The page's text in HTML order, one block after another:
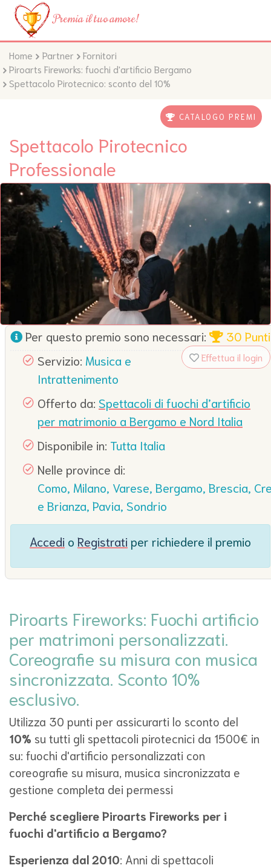
Premia il tuo amore!
Home Partner
Fornitori
Piroarts Fireworks: fuochi d'artificio Bergamo
Spettacolo Pirotecnico: sconto del 10%
CATALOGO PREMI
Spettacolo Pirotecnico
Professionale
Per questo premio sono necessari: 30 Punti
Effettua il login
Servizio: Musica e
Intrattenimento
Offerto da: Spettacoli di fuochi d’artificio
per matrimonio a Bergamo e Nord Italia
Disponibile in: Tutta Italia
Nelle province di:
Como, Milano, Varese, Bergamo, Brescia,
e Brianza, Pavia, Sondrio
Accedi o Registrati per richiedere il premio
Piroarts Fireworks: Fuochi artificio
per matrimoni personalizzati.
Coreografie su misura con musica
sincronizzata. Sconto 10%
esclusivo.
Utilizza 30 punti per assicurarti lo sconto del
10% su tutti gli spettacoli pirotecnici da 1500€ in
su: fuochi d'artificio personalizzati con
coreografie su misura, musica sincronizzata e
gestione completa dei permessi
Perché scegliere Piroarts Fireworks per i
fuochi d'artificio a Bergamo?
Esperienza dal 2010: Anni di spettacoli